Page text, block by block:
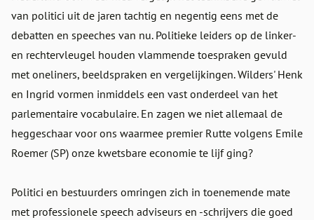
van politici uit de jaren tachtig en negentig eens met de
debatten en speeches van nu. Politieke leiders op de linker-
en rechtervleugel houden vlammende toespraken gevuld
met oneliners, beeldspraken en vergelijkingen. Wilders' Henk
en Ingrid vormen inmiddels een vast onderdeel van het
parlementaire vocabulaire. En zagen we niet allemaal de
heggeschaar voor ons waarmee premier Rutte volgens Emile
Roemer (SP) onze kwetsbare economie te lijf ging?
Politici en bestuurders omringen zich in toenemende mate
met professionele speech adviseurs en -schrijvers die goed